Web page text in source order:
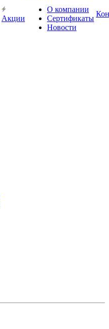
Акции
О компании
Сертификаты
Новости